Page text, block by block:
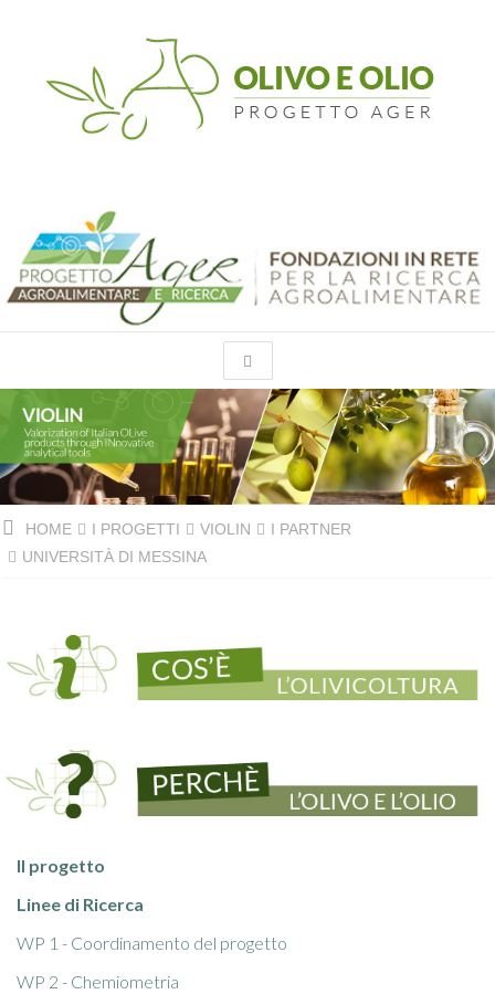
HOME I PROGETTI VIOLIN
I PARTNER
UNIVERSITÀ DI MESSINA
Il progetto
Linee di Ricerca
WP 1 - Coordinamento del progetto
WP 2 - Chemiometria